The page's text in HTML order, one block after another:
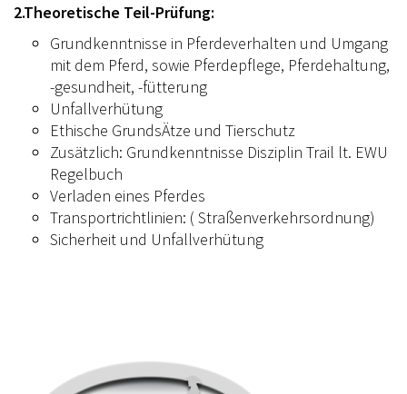
2.Theoretische Teil-Prüfung:
Grundkenntnisse in Pferdeverhalten und Umgang
mit dem Pferd, sowie Pferdepflege, Pferdehaltung,
-gesundheit, -fütterung
Unfallverhütung
Ethische GrundsÄtze und Tierschutz
Zusätzlich: Grundkenntnisse Disziplin Trail lt. EWU
Regelbuch
Verladen eines Pferdes
Transportrichtlinien: ( Straßenverkehrsordnung)
Sicherheit und Unfallverhütung